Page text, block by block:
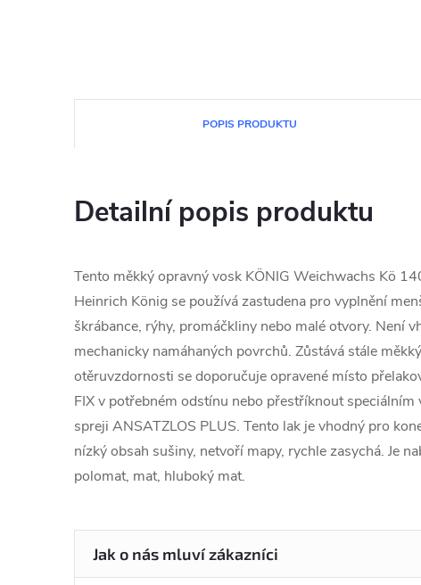
POPIS PRODUKTU
Detailní popis produktu
Tento měkký opravný vosk KÖNIG Weichwachs Kö
Heinrich König se používá zastudena pro vyplnění
škrábance, rýhy, promáčkliny nebo malé otvory. Není
mechanicky namáhaných povrchů. Zůstává stále
otěruvzdornosti se doporučuje opravené místo
FIX v potřebném odstínu nebo přestříknout speciálním
spreji ANSATZLOS PLUS. Tento lak je vhodný pro
nízký obsah sušiny, netvoří mapy, rychle zasychá. Je
polomat, mat, hluboký mat.